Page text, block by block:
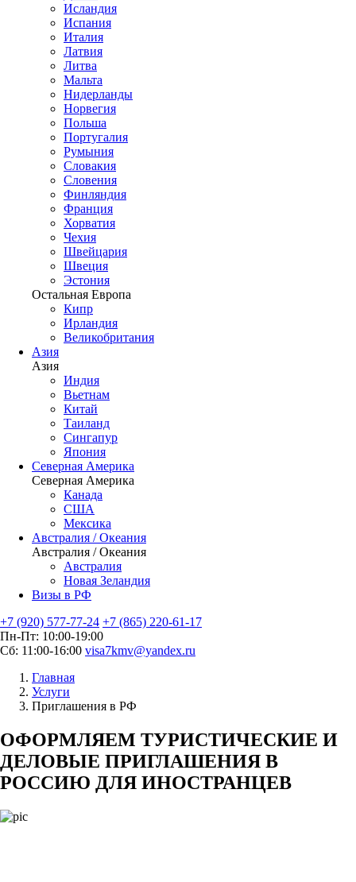
Исландия
Испания
Италия
Латвия
Литва
Мальта
Нидерланды
Норвегия
Польша
Португалия
Румыния
Словакия
Словения
Финляндия
Франция
Хорватия
Чехия
Швейцария
Швеция
Эстония
Остальная Европа
Кипр
Ирландия
Великобритания
Азия
Азия
Индия
Вьетнам
Китай
Таиланд
Сингапур
Япония
Северная Америка
Северная Америка
Канада
США
Мексика
Австралия / Океания
Австралия / Океания
Австралия
Новая Зеландия
Визы в РФ
+7 (920) 577-77-24 +7 (865) 220-61-17
Пн-Пт: 10:00-19:00
Сб: 11:00-16:00 visa7kmv@yandex.ru
Главная
Услуги
Приглашения в РФ
ОФОРМЛЯЕМ ТУРИСТИЧЕСКИЕ И
ДЕЛОВЫЕ ПРИГЛАШЕНИЯ В
РОССИЮ ДЛЯ ИНОСТРАНЦЕВ